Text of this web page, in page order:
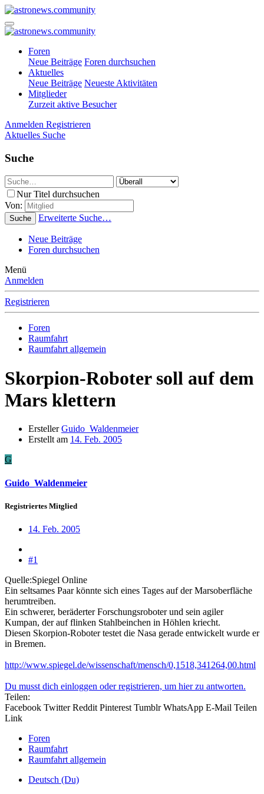
Foren
Neue Beiträge Foren durchsuchen
Aktuelles
Neue Beiträge Neueste Aktivitäten
Mitglieder
Zurzeit aktive Besucher
Anmelden Registrieren
Aktuelles Suche
Suche
Nur Titel durchsuchen
Von:
Suche Erweiterte Suche…
Neue Beiträge
Foren durchsuchen
Menü
Anmelden
Registrieren
Foren
Raumfahrt
Raumfahrt allgemein
Skorpion-Roboter soll auf dem
Mars klettern
Ersteller Guido_Waldenmeier
Erstellt am 14. Feb. 2005
G
Guido_Waldenmeier
Registriertes Mitglied
14. Feb. 2005
#1
Quelle:Spiegel Online
Ein seltsames Paar könnte sich eines Tages auf der Marsoberfläche
herumtreiben.
Ein schwerer, beräderter Forschungsroboter und sein agiler
Kumpan, der auf flinken Stahlbeinchen in Höhlen kriecht.
Diesen Skorpion-Roboter testet die Nasa gerade entwickelt wurde er
in Bremen.
http://www.spiegel.de/wissenschaft/mensch/0,1518,341264,00.html
Du musst dich einloggen oder registrieren, um hier zu antworten.
Teilen:
Facebook Twitter Reddit Pinterest Tumblr WhatsApp E-Mail Teilen
Link
Foren
Raumfahrt
Raumfahrt allgemein
Deutsch (Du)